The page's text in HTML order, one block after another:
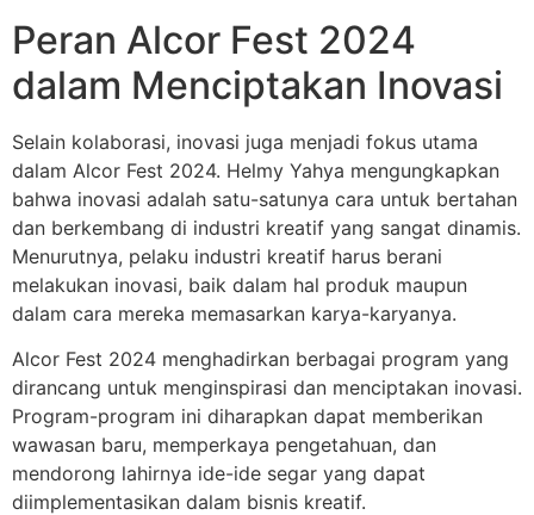
Peran Alcor Fest 2024
dalam Menciptakan Inovasi
Selain kolaborasi, inovasi juga menjadi fokus utama
dalam Alcor Fest 2024. Helmy Yahya mengungkapkan
bahwa inovasi adalah satu-satunya cara untuk bertahan
dan berkembang di industri kreatif yang sangat dinamis.
Menurutnya, pelaku industri kreatif harus berani
melakukan inovasi, baik dalam hal produk maupun
dalam cara mereka memasarkan karya-karyanya.
Alcor Fest 2024 menghadirkan berbagai program yang
dirancang untuk menginspirasi dan menciptakan inovasi.
Program-program ini diharapkan dapat memberikan
wawasan baru, memperkaya pengetahuan, dan
mendorong lahirnya ide-ide segar yang dapat
diimplementasikan dalam bisnis kreatif.